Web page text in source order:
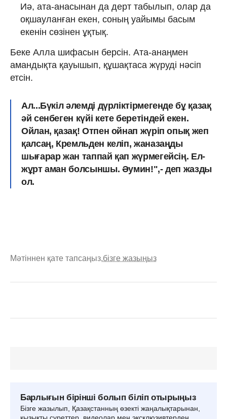
Иә, ата-анасынан да дерт табылып, олар да
оқшауланған екен, соның уайымы басым
екенін сөзінен ұқтық.
Беке Алла шифасын берсін. Ата-анаңмен
амандықта қауышып, құшақтаса жүруді нәсіп
етсін.
Ал...Бүкіл әлемді дүрліктірмегенде бұ қазақ
әй сенбеген күйі кете беретіндей екен.
Ойлан, қазақ! Отпен ойнап жүріп опық жеп
қалсаң, Кремльден келіп, жаназаңды
шығарар жан таппай қап жүрмегейсің. Ел-
жұрт аман болсыншы. Әумин!",- деп жазды
ол.
Мәтіннен қате тапсаңыз,бізге жазыңыз
Барлығын бірінші болып біліп отырыңыз
Бізге жазылып, Қазақстанның өзекті жаңалықтарынан,
қызықты суреттер, видеолар мен эксклюзивтерден